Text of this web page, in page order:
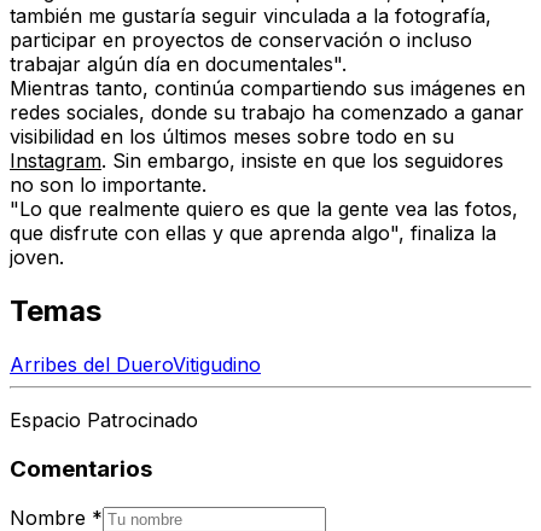
también me gustaría seguir vinculada a la fotografía,
participar en proyectos de conservación o incluso
trabajar algún día en documentales".
Mientras tanto, continúa compartiendo sus imágenes en
redes sociales, donde su trabajo ha comenzado a ganar
visibilidad en los últimos meses sobre todo en su
Instagram. Sin embargo, insiste en que los seguidores
no son lo importante.
"Lo que realmente quiero es que la gente vea las fotos,
que disfrute con ellas y que aprenda algo", finaliza la
joven.
Temas
Arribes del DueroVitigudino
Espacio Patrocinado
Comentarios
Nombre *